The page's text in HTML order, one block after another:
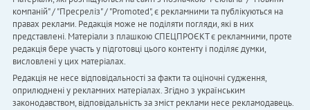
компаній" / "Пресреліз" / "Promoted", є рекламними та публікуються на
правах реклами. Редакція може не поділяти погляди, які в них
представлені. Матеріали з плашкою СПЕЦПРОЄКТ є рекламними, проте
редакція бере участь у підготовці цього контенту і поділяє думки,
висловлені у цих матеріалах.
Редакція не несе відповідальності за факти та оціночні судження,
оприлюднені у рекламних матеріалах. Згідно з українським
законодавством, відповідальність за зміст реклами несе рекламодавець.